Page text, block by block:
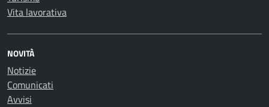
Vita lavorativa
NOVITÀ
Notizie
Comunicati
Avvisi